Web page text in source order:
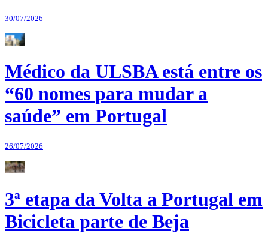
30/07/2026
Médico da ULSBA está entre os
“60 nomes para mudar a
saúde” em Portugal
26/07/2026
3ª etapa da Volta a Portugal em
Bicicleta parte de Beja